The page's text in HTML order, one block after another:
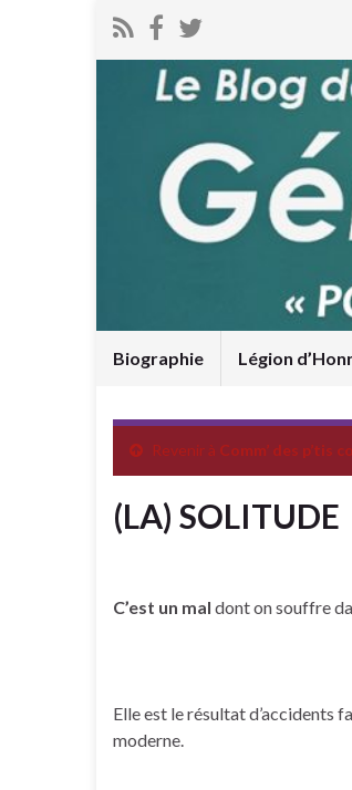
Biographie Légion
Revenir à Comm’ des p’tis
(LA) SOLITUDE
C’est un mal dont on souffre
Elle est le résultat d’accidents
moderne.